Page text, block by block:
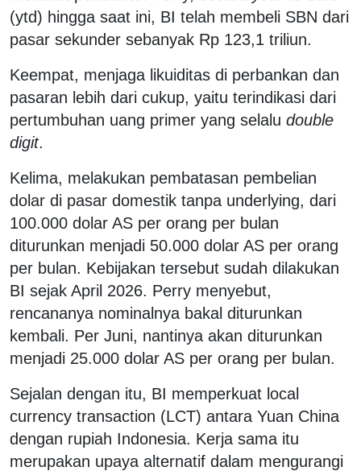
(ytd) hingga saat ini, BI telah membeli SBN dari
pasar sekunder sebanyak Rp 123,1 triliun.
Keempat, menjaga likuiditas di perbankan dan
pasaran lebih dari cukup, yaitu terindikasi dari
pertumbuhan uang primer yang selalu double
digit.
Kelima, melakukan pembatasan pembelian
dolar di pasar domestik tanpa underlying, dari
100.000 dolar AS per orang per bulan
diturunkan menjadi 50.000 dolar AS per orang
per bulan. Kebijakan tersebut sudah dilakukan
BI sejak April 2026. Perry menyebut,
rencananya nominalnya bakal diturunkan
kembali. Per Juni, nantinya akan diturunkan
menjadi 25.000 dolar AS per orang per bulan.
Sejalan dengan itu, BI memperkuat local
currency transaction (LCT) antara Yuan China
dengan rupiah Indonesia. Kerja sama itu
merupakan upaya alternatif dalam mengurangi